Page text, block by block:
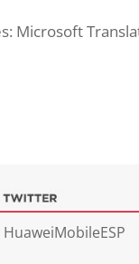
Microsoft